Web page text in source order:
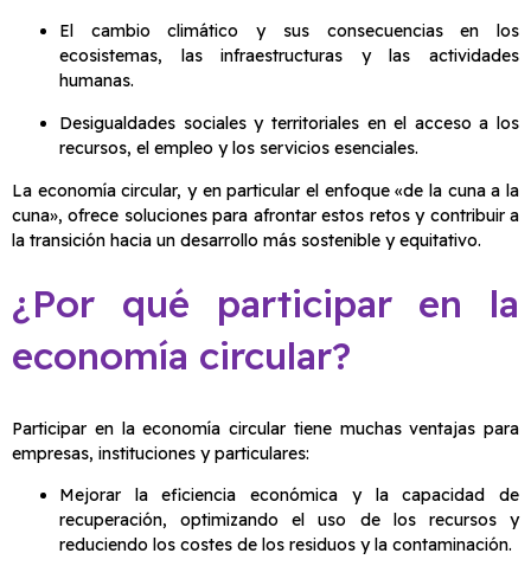
El cambio climático y sus consecuencias en los
ecosistemas, las infraestructuras y las actividades
humanas.
Desigualdades sociales y territoriales en el acceso a los
recursos, el empleo y los servicios esenciales.
La economía circular, y en particular el enfoque «de la cuna a la
cuna», ofrece soluciones para afrontar estos retos y contribuir a
la transición hacia un desarrollo más sostenible y equitativo.
¿Por qué participar en la
economía circular?
Participar en la economía circular tiene muchas ventajas para
empresas, instituciones y particulares:
Mejorar la eficiencia económica y la capacidad de
recuperación, optimizando el uso de los recursos y
reduciendo los costes de los residuos y la contaminación.